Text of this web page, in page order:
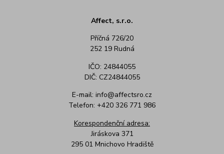
Affect, s.r.o.
Příčná 726/20
252 19 Rudná
IČO: 24844055
DIČ: CZ24844055
E-mail: info@affectsro.cz
Telefon: +420 326 771 986
Korespondenční adresa:
Jiráskova 371
295 01 Mnichovo Hradiště